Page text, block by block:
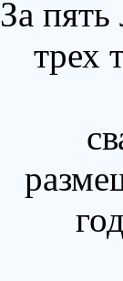
За
трех